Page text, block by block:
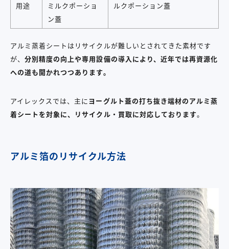
用途
ミルクポーショ
ン蓋
ルクポーション蓋
アルミ蒸着シートはリサイクルが難しいとされてきた素材です
が、分別精度の向上や専用設備の導入により、近年では再資源化
への道も開かれつつあります。
アイレックスでは、主にヨーグルト蓋の打ち抜き端材のアルミ蒸
着シートを対象に、リサイクル・買取に対応しております。
アルミ箔のリサイクル方法